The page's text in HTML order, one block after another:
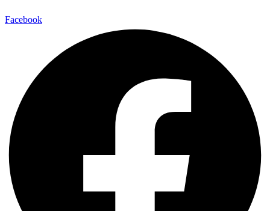
Facebook